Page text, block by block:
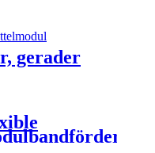
gerader